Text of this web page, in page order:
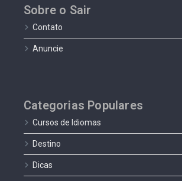
Sobre o Sair
Contato
Anuncie
Categorias Populares
Cursos de Idiomas
Destino
Dicas